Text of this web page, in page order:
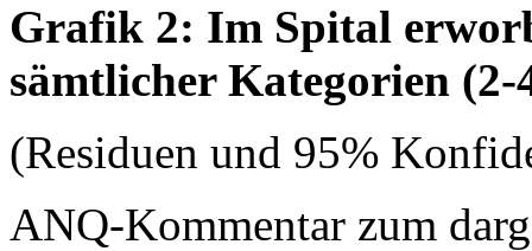
Grafik 2: Im Spital
sämtlicher Kategorien (2-
(Residuen und 95%
ANQ-Kommentar zum